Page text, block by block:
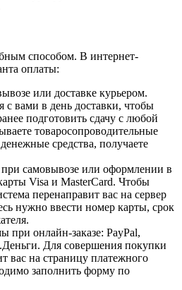
способом. В интернет-
оплаты:
или доставке курьером.
с вами в день доставки, чтобы
подготовить сдачу с любой
товаросопроводительные
средства, получаете
самовывозе или оформлении в
Visa и MasterCard. Чтобы
перенаправит вас на сервер
нужно ввести номер карты, срок
при онлайн-заказе: PayPal,
Для совершения покупки
вас на страницу платежного
заполнить форму по